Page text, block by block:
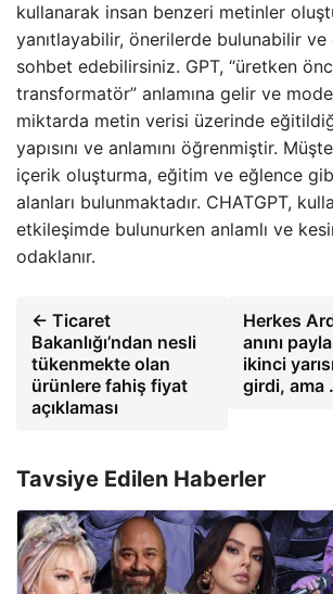
kullanarak insan benzeri metinler
yanıtlayabilir, önerilerde bulunabilir
sohbet edebilirsiniz. GPT, “üretken
transformatör” anlamına gelir ve
miktarda metin verisi üzerinde
yapısını ve anlamını öğrenmiştir.
içerik oluşturma, eğitim ve eğlence
alanları bulunmaktadır. CHATGPT,
etkileşimde bulunurken anlamlı ve
odaklanır.
← Ticaret
Bakanlığı’ndan nesli
tükenmekte olan
ürünlere fahiş fiyat
açıklaması
Herkes
anını
ikinci
girdi, ama
Tavsiye Edilen Haberler